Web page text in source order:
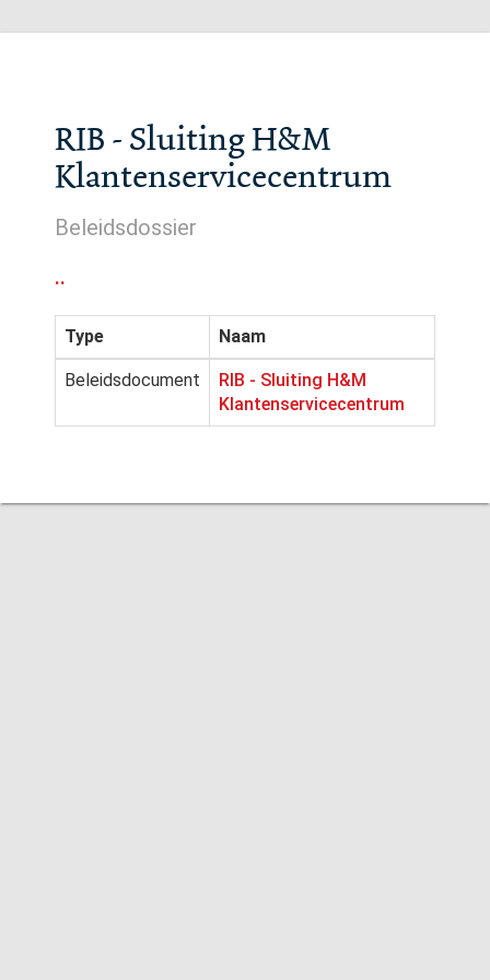
RIB - Sluiting H&M
Klantenservicecentrum
Beleidsdossier
..
Type Naam
Beleidsdocument
RIB - Sluiting H&M
Klantenservicecentrum